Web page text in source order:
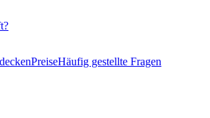
PreiseHäufig gestellte Fragen